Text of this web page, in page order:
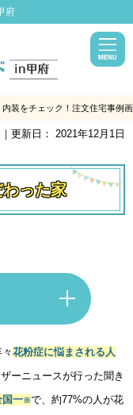
府
内装をチェック！注文住宅事例
｜更新日： 2021年12月1日
わった家
花粉症に悩まされる人
ーニュースが行った聞き
国一※で、約77%の人が花